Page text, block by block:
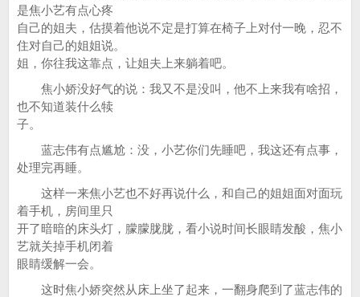
是焦小艺有点心疼
自己的姐夫，估摸着他说不定是打算在椅子上对付一晚，忍不
住对自己的姐姐说。
姐，你往我这靠点，让姐夫上来躺着吧。
焦小娇没好气的说：我又不是没叫，他不上来我有啥招，
也不知道装什么犊
子。
蓝志伟有点尴尬：没，小艺你们先睡吧，我这还有点事，
处理完再睡。
这样一来焦小艺也不好再说什么，和自己的姐姐面对面玩
着手机，房间里只
开了暗暗的床头灯，朦朦胧胧，看小说时间长眼睛发酸，焦小
艺就关掉手机闭着
眼睛缓解一会。
这时焦小娇突然从床上坐了起来，一翻身爬到了蓝志伟的